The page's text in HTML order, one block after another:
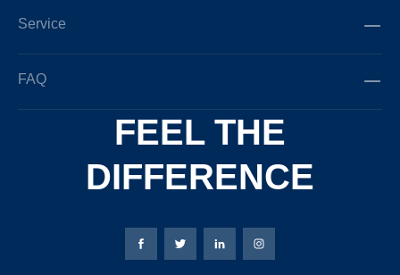
Service
FAQ
FEEL THE
DIFFERENCE
Bierbaum-Proenen Facebook-Seite
Bierbaum-Proenen Twitter Seite
Bierbaum-Proenen LinkedIn
Bierbaum-Proenen